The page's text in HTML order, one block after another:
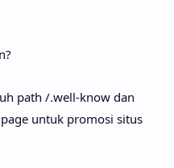
path /.well-know dan
untuk promosi situs